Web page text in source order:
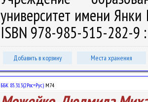
университет имени
ISBN 978-985-515-282-9
Добавить в корзину Места хранения
ББК 85.313(2Рос=Рус) М74